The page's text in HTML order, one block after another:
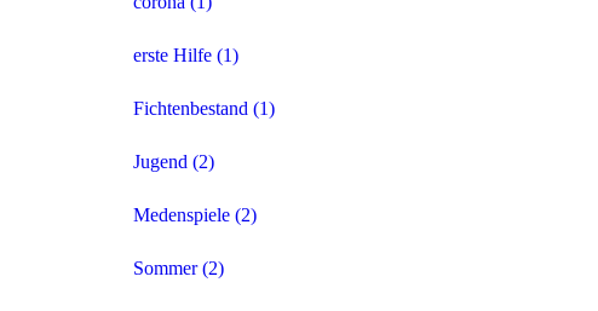
erste Hilfe (1)
Fichtenbestand (1)
Jugend (2)
Medenspiele (2)
Sommer(2)